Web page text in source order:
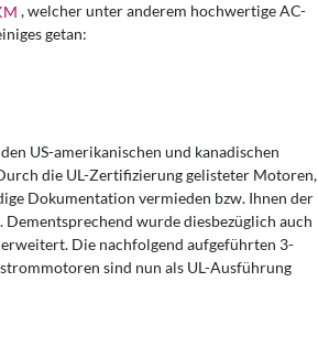
, welcher unter anderem hochwertige AC-
getan:
US-amerikanischen und kanadischen
die UL-Zertifizierung gelisteter Motoren,
Dokumentation vermieden bzw. Ihnen der
wurde diesbezüglich auch
Die nachfolgend aufgeführten 3-
sind nun als UL-Ausführung